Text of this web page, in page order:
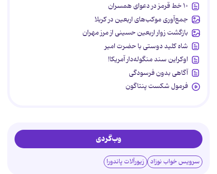
۱۰ خط قرمز در دعوای همسران
جمع‌آوری موکب‌های اربعین در کربلا
بازگشت زوار اربعین حسینی از مرز مهران
شاه کلید دوستی با حضرت امیر
اوکراین سند منگوله‌دار آمریکا!
آگاهی بدون فرسودگی
فرمول شکست پنتاگون
وب‌گردی
سرویس خواب نوزاد زیورآلات پاندورا